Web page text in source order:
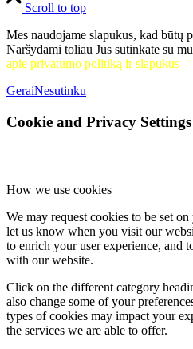
Scroll to top
Mes naudojame slapukus, kad būtų
Naršydami toliau Jūs sutinkate su
apie privatumo politiką ir slapukus
GeraiNesutinku
Cookie and Privacy Settings
How we use cookies
We may request cookies to be set
let us know when you visit our
to enrich your user experience, and
with our website.
Click on the different category
also change some of your
types of cookies may impact your
the services we are able to offer.